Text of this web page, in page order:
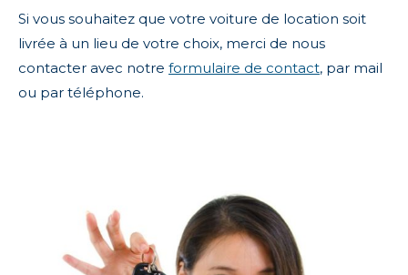
Si vous souhaitez que votre voiture de location soit
livrée à un lieu de votre choix, merci de nous
contacter avec notre formulaire de contact, par mail
ou par téléphone.